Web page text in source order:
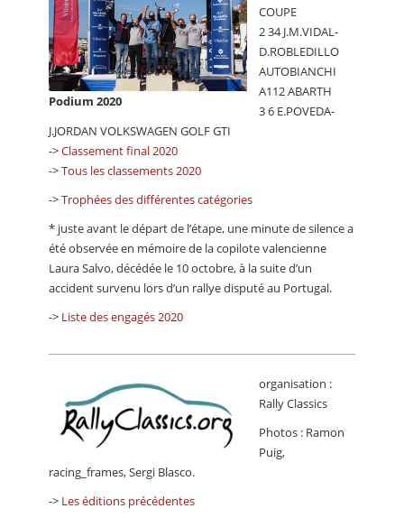
Podium 2020
COUPE
2 34 J.M.VIDAL-
D.ROBLEDILLO
AUTOBIANCHI
A112 ABARTH
3 6 E.POVEDA-
J.JORDAN VOLKSWAGEN GOLF GTI
->Classement final 2020
->Tous les classements 2020
->Trophées des différentes catégories
* juste avant le départ de l’étape, une minute de silence a
été observée en mémoire de la copilote valencienne
Laura Salvo, décédée le 10 octobre, à la suite d’un
accident survenu lors d’un rallye disputé au Portugal.
-> Liste des engagés 2020
organisation :
Rally Classics
Photos : Ramon
Puig,
racing_frames, Sergi Blasco.
-> Les éditions précédentes